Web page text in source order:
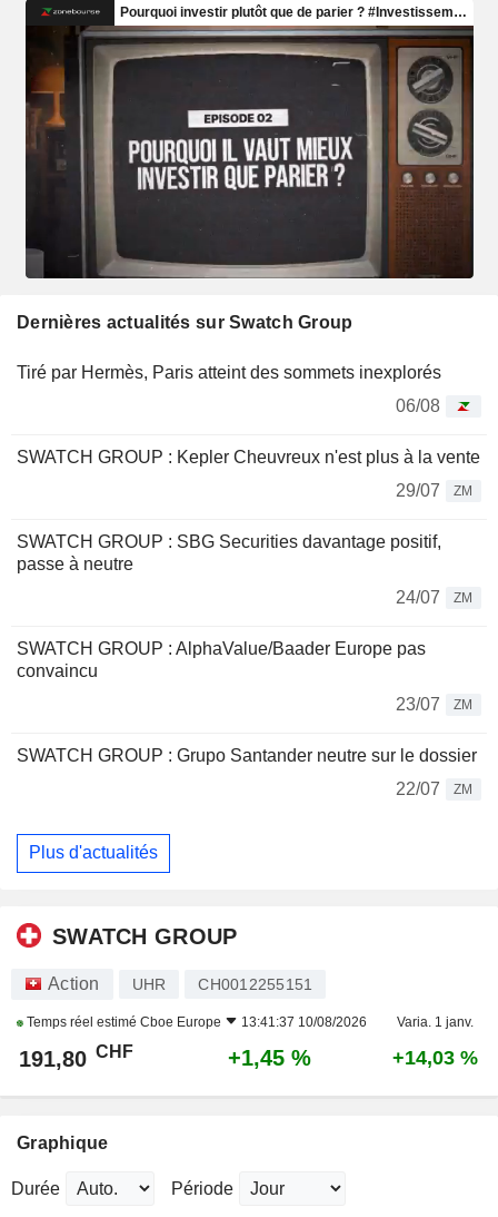
Dernières actualités sur Swatch Group
Tiré par Hermès, Paris atteint des sommets inexplorés
06/08
SWATCH GROUP : Kepler Cheuvreux n'est plus à la vente
29/07
ZM
SWATCH GROUP : SBG Securities davantage positif,
passe à neutre
24/07
ZM
SWATCH GROUP : AlphaValue/Baader Europe pas
convaincu
23/07
ZM
SWATCH GROUP : Grupo Santander neutre sur le dossier
22/07
ZM
Plus d'actualités
SWATCH GROUP
Action UHR CH0012255151
Temps réel estimé Cboe Europe 13:41:37 10/08/2026 Varia. 1 janv.
191,80 CHF +1,45 % +14,03 %
Graphique
Durée Période